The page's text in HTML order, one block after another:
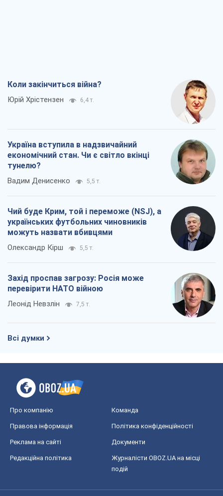
Коли закінчиться війна?
Юрій Хрістензен 6,4 т.
Україна вступила в надзвичайний
економічний стан. Чи є світло вкінці
тунелю?
Вадим Денисенко 5,5 т.
Чий буде Крим, той і переможе (NSJ), а
українських футбольних чиновників
можуть назвати вбивцями
Олександр Кірш 5,5 т.
Захід проспав загрозу: Росія може
перевірити НАТО війною
Леонід Невзлін 7,5 т.
Всі думки
Про компанію Команда
Правова інформація Політика конфіденційності
Реклама на сайті Документи
Редакційна політика
Журналісти OBOZ.UA на місці
подій